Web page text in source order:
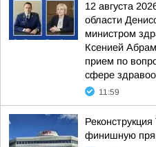
12 августа
области
министром
Ксенией
прием по
сфере
11:59
финишную